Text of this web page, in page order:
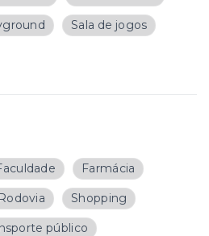
Sala de jogos
Farmácia
Rodovia Shopping
público